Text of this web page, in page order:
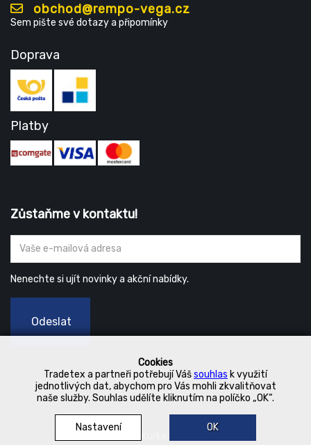
Cookies
Tradetex a partneři potřebují Vášsouhlas k využití
jednotlivých dat, abychom pro Vás mohli zkvalitňovat
naše služby. Souhlas udělíte kliknutím na políčko „OK“.
Nastavení OK
obchod@rempo-vega.cz
Sem pište své dotazy a připomínky
Doprava
Platby
Zůstaňme v kontaktu!
Nenechte si ujít novinky a akční nabídky.
Odeslat